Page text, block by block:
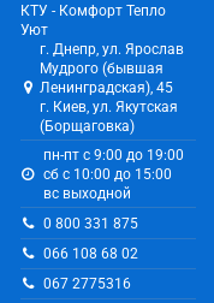
КТУ - Комфорт Тепло
Уют
г. Днепр, ул. Ярослав
Мудрого (бывшая
Ленинградская), 45
г. Киев, ул. Якутская
(Борщаговка)
пн-пт с 9:00 до 19:00
сб с 10:00 до 15:00
вс выходной
0 800 331 875
066 108 68 02
067 2775316